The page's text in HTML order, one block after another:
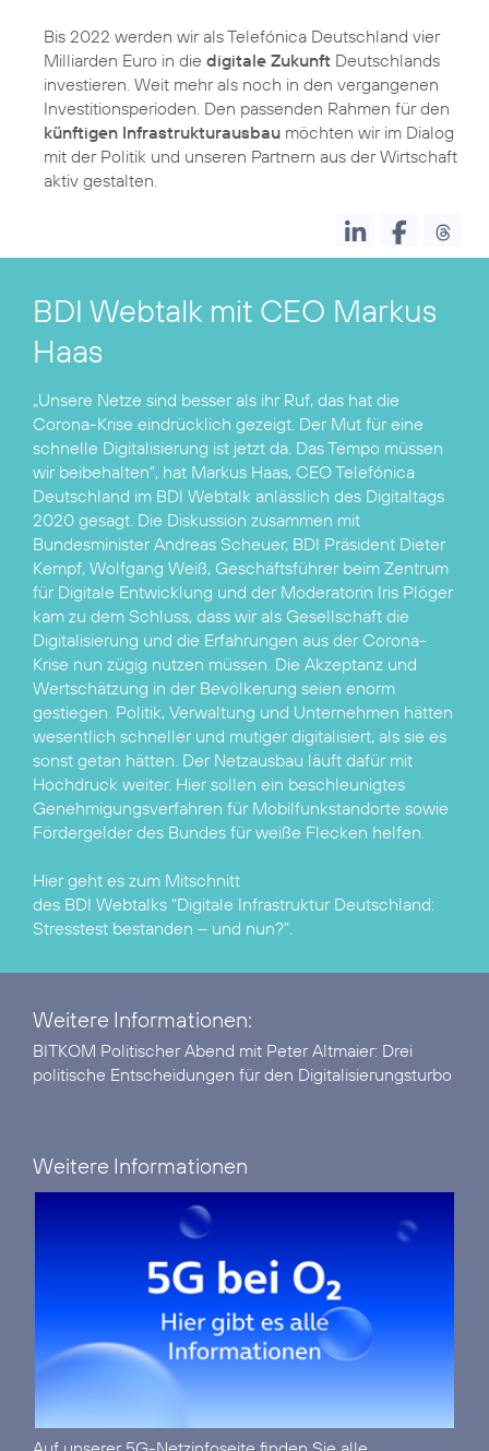
Bis 2022 werden wir als Telefónica Deutschland vier
Milliarden Euro in die digitale Zukunft Deutschlands
investieren. Weit mehr als noch in den vergangenen
Investitionsperioden. Den passenden Rahmen für den
künftigen Infrastrukturausbau möchten wir im Dialog
mit der Politik und unseren Partnern aus der Wirtschaft
aktiv gestalten.
BDI Webtalk mit CEO Markus
Haas
„Unsere Netze sind besser als ihr Ruf, das hat die
Corona-Krise eindrücklich gezeigt. Der Mut für eine
schnelle Digitalisierung ist jetzt da. Das Tempo müssen
wir beibehalten“, hat Markus Haas, CEO Telefónica
Deutschland im BDI Webtalk anlässlich des Digitaltags
2020 gesagt. Die Diskussion zusammen mit
Bundesminister Andreas Scheuer, BDI Präsident Dieter
Kempf, Wolfgang Weiß, Geschäftsführer beim Zentrum
für Digitale Entwicklung und der Moderatorin Iris Plöger
kam zu dem Schluss, dass wir als Gesellschaft die
Digitalisierung und die Erfahrungen aus der Corona-
Krise nun zügig nutzen müssen. Die Akzeptanz und
Wertschätzung in der Bevölkerung seien enorm
gestiegen. Politik, Verwaltung und Unternehmen hätten
wesentlich schneller und mutiger digitalisiert, als sie es
sonst getan hätten. Der Netzausbau läuft dafür mit
Hochdruck weiter. Hier sollen ein beschleunigtes
Genehmigungsverfahren für Mobilfunkstandorte sowie
Fördergelder des Bundes für weiße Flecken helfen.
Hier geht es zum Mitschnitt
des BDI Webtalks "Digitale Infrastruktur Deutschland:
Stresstest bestanden – und nun?".
Weitere Informationen:
BITKOM Politischer Abend mit Peter Altmaier: Drei
politische Entscheidungen für den Digitalisierungsturbo
Weitere Informationen